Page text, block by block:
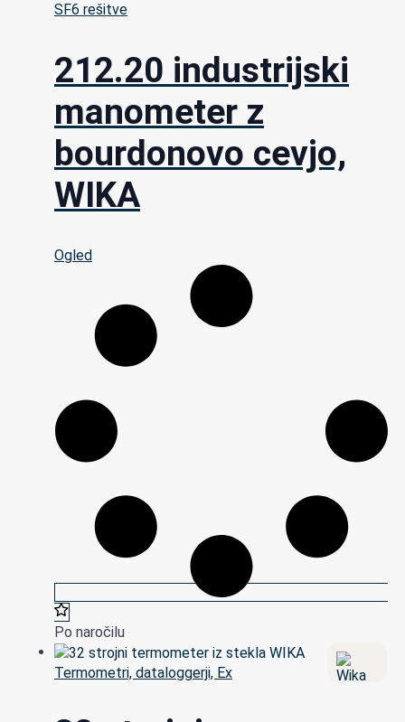
SF6 rešitve
212.20 industrijski
manometer z
bourdonovo cevjo,
WIKA
Ogled
Po naročilu
Termometri, dataloggerji, Ex